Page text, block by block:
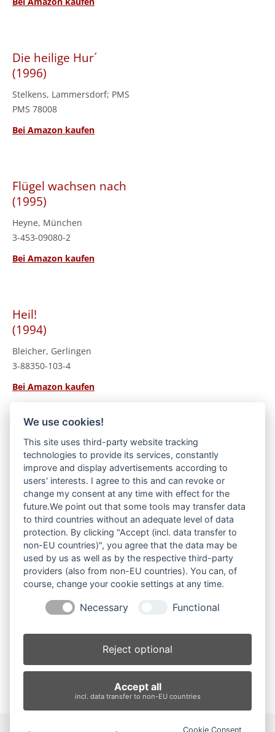
Die heilige Hur´
(1996)
Stelkens, Lammersdorf; PMS
PMS 78008
Bei Amazon kaufen
Flügel wachsen nach
(1995)
Heyne, München
3-453-09080-2
Bei Amazon kaufen
Heil!
(1994)
Bleicher, Gerlingen
3-88350-103-4
Bei Amazon kaufen
(1990)
Bleicher, Gerlingen
3-88350-0998-4
Bei Amazon kaufen
Die heilige Hur´
(1988)
Bleicher, Gerlingen
3-88350-094-1
Bei Amazon kaufen
We use cookies!
This site uses third-party website tracking
technologies to provide its services, constantly
improve and display advertisements according to
users' interests. I agree to this and can revoke or
change my consent at any time with effect for the
future.We point out that some tools may transfer data
to third countries without an adequate level of data
protection. By clicking "Accept (incl. data transfer to
non-EU countries)", you agree that the data may be
used by us as well as by the respective third-party
providers (also from non-EU countries). You can, of
course, change your cookie settings at any time.
Necessary Functional
Reject optional
Accept all
incl. data transfer to non-EU countries
Cookie Consent